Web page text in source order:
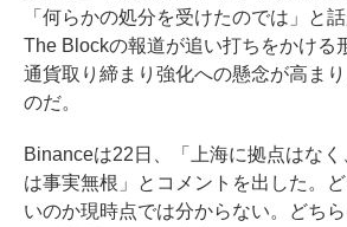
「何らかの処分を受けたのでは」と
The Blockの報道が追い打ちをかける
通貨取り締まり強化への懸念が高ま
のだ。
Binanceは22日、「上海に拠点はな
は事実無根」とコメントを出した。
いのか現時点では分からない。どち